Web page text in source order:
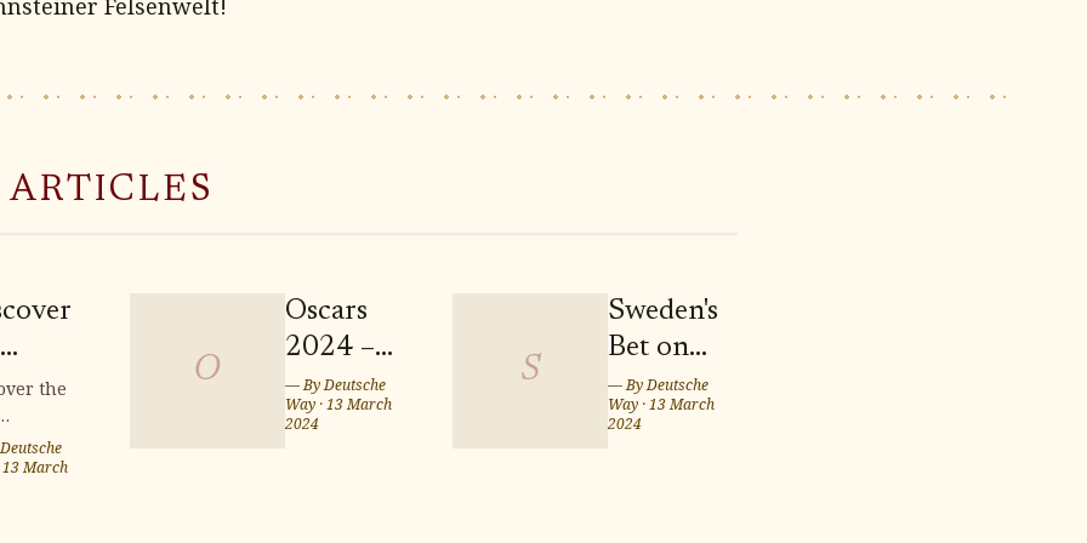
Felsenwelt!
in
the
in
Deutsche
13 March
O
Oscars
2024 –
Nominations
+
— ByDeutsche
Way·13 March
2024
S
Sweden's
Bet on
Twins
Marcus
— ByDeutsche
Way ·13 March
2024